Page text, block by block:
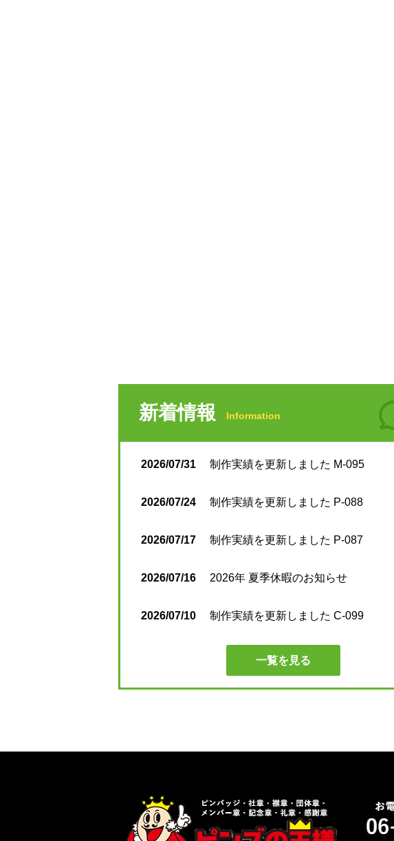
新着情報 Information
2026/07/31 制作実績を更新しました M-095
2026/07/24 制作実績を更新しました P-088
2026/07/17 制作実績を更新しました P-087
2026/07/16 2026年 夏季休暇のお知らせ
2026/07/10 制作実績を更新しました C-099
一覧を見る